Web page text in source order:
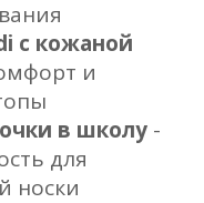
с кожаной
и
в школу -
для
носки